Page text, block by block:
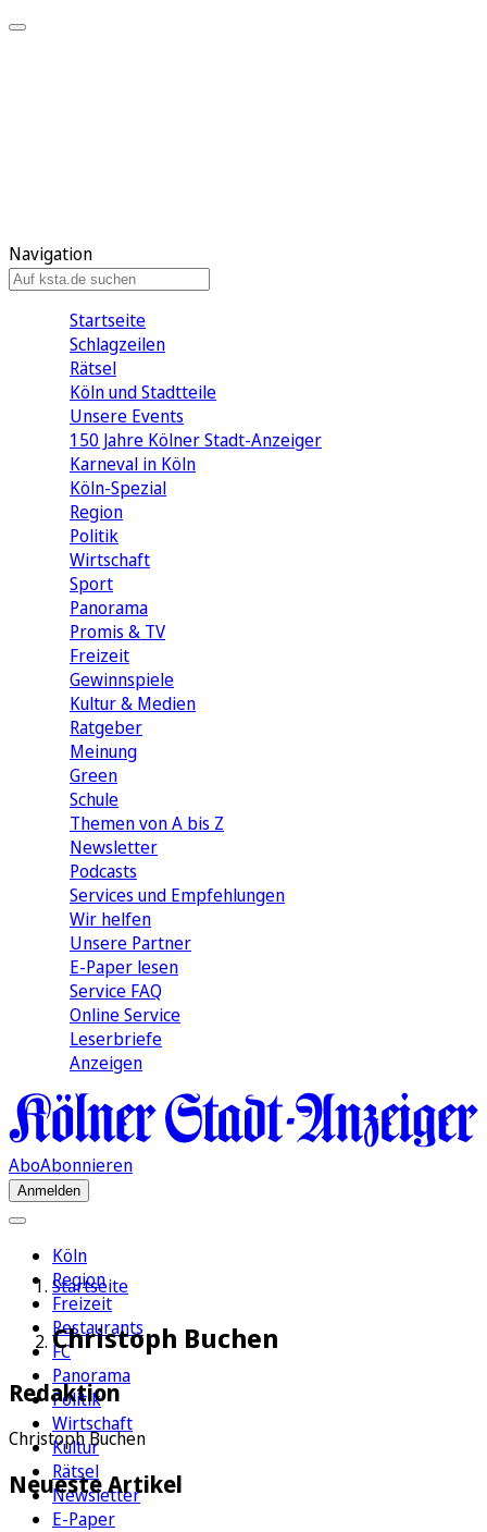
Navigation
Startseite
Schlagzeilen
Rätsel
Köln und Stadtteile
Unsere Events
150 Jahre Kölner Stadt-Anzeiger
Karneval in Köln
Köln-Spezial
Region
Politik
Wirtschaft
Sport
Panorama
Promis & TV
Freizeit
Gewinnspiele
Kultur & Medien
Ratgeber
Meinung
Green
Schule
Themen von A bis Z
Newsletter
Podcasts
Services und Empfehlungen
Wir helfen
Unsere Partner
E-Paper lesen
Service FAQ
Online Service
Leserbriefe
Anzeigen
AboAbonnieren
Anmelden
Köln
Region
Freizeit
Restaurants
FC
Panorama
Politik
Wirtschaft
Kultur
Rätsel
Newsletter
E-Paper
Startseite
Christoph Buchen
Redaktion
Christoph Buchen
Neueste Artikel